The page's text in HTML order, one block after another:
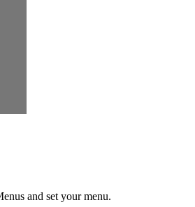
and set your menu.